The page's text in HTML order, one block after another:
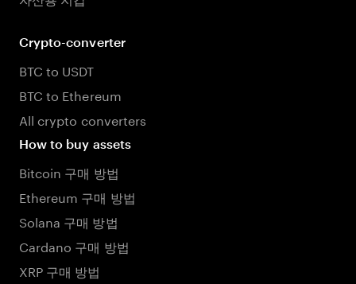
Crypto-converter
BTC to USDT
BTC to Ethereum
All crypto converters
How to buy assets
Bitcoin 구매 방법
Ethereum 구매 방법
Solana 구매 방법
Cardano 구매 방법
XRP 구매 방법